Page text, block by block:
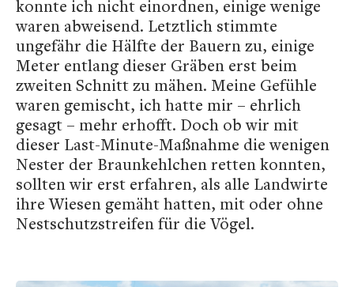
konnte ich nicht einordnen, einige wenige
waren abweisend. Letztlich stimmte
ungefähr die Hälfte der Bauern zu, einige
Meter entlang dieser Gräben erst beim
zweiten Schnitt zu mähen. Meine Gefühle
waren gemischt, ich hatte mir – ehrlich
gesagt – mehr erhofft. Doch ob wir mit
dieser Last-Minute-Maßnahme die wenigen
Nester der Braunkehlchen retten konnten,
sollten wir erst erfahren, als alle Landwirte
ihre Wiesen gemäht hatten, mit oder ohne
Nestschutzstreifen für die Vögel.